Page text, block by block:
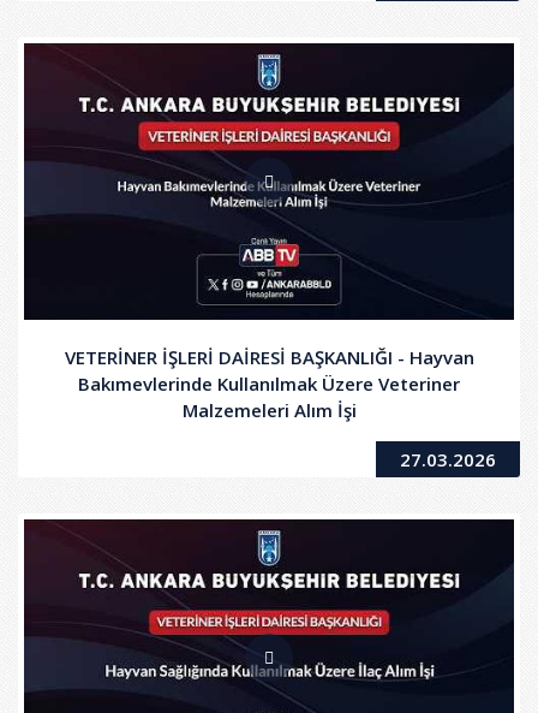
VETERİNER İŞLERİ DAİRESİ BAŞKANLIĞI - Hayvan
Bakımevlerinde Kullanılmak Üzere Veteriner
Malzemeleri Alım İşi
27.03.2026